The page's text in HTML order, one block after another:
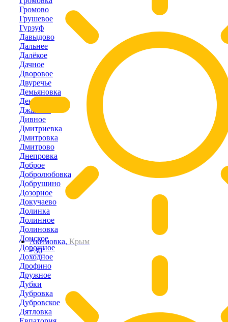
Акимовка, Крым
+30°
Громово
Грушевое
Гурзуф
Давыдово
Дальнее
Далёкое
Дачное
Дворовое
Двуречье
Демьяновка
Денисовка
Джанкой
Дивное
Дмитриевка
Дмитровка
Дмитрово
Днепровка
Доброе
Добролюбовка
Добрушино
Дозорное
Докучаево
Долинка
Долинное
Долиновка
Донское
Дорожное
Доходное
Дрофино
Дружное
Дубки
Дубровка
Дубровское
Дятловка